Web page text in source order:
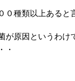
０種類以上あると
が原因というわけ
・